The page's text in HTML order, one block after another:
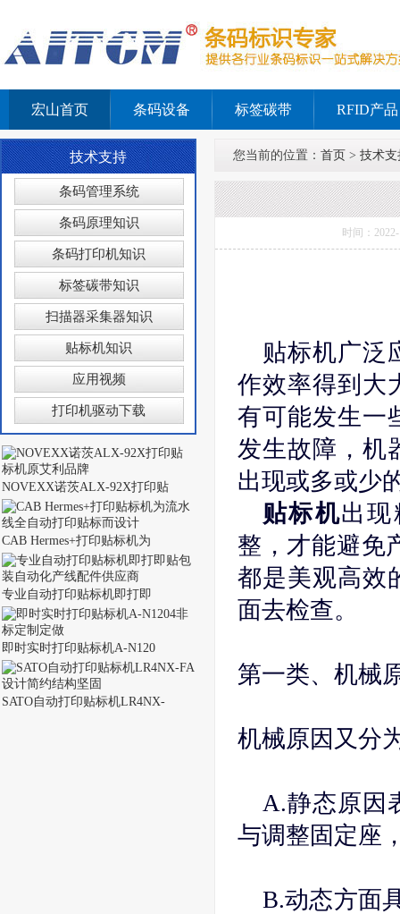
宏山首页 条码设备 标签碳带 RFID产品
技术支持
条码管理系统
条码原理知识
条码打印机知识
标签碳带知识
扫描器采集器知识
贴标机知识
应用视频
打印机驱动下载
NOVEXX诺茨ALX-92X打印贴
CAB Hermes+打印贴标机为
专业自动打印贴标机即打即
即时实时打印贴标机A-N120
SATO自动打印贴标机LR4NX-
您当前的位置： 首页 > 技术支
时间：
贴标机广泛
作效率得到大
有可能发生一
发生故障，机
出现或多或少
贴标机出现
整，才能避免
都是美观高效
面去检查。
第一类、机械
机械原因又分
A.静态原因
与调整固定座
B.动态方面